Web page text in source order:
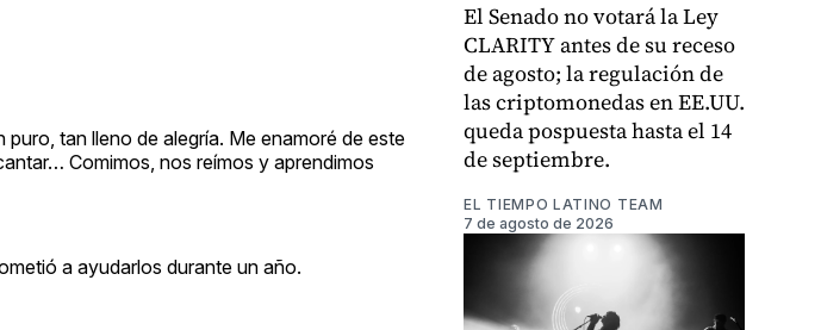
tan lleno de alegría. Me enamoré de este
Comimos, nos reímos y aprendimos
a ayudarlos durante un año.
El Senado no votará la Ley
CLARITY antes de su receso
de agosto; la regulación de
las criptomonedas en EE.UU.
queda pospuesta hasta el 14
de septiembre.
EL TIEMPO LATINO TEAM
7 de agosto de 2026